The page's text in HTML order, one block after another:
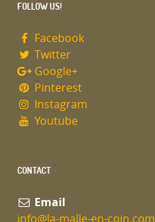
FOLLOW US!
Facebook
Twitter
Google+
Pinterest
Instagram
Youtube
CONTACT
Email
info@la-malle-en-coin.com